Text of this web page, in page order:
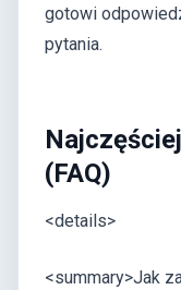
gotowi
pytania.
(FAQ)
<details>
<summary>Jak